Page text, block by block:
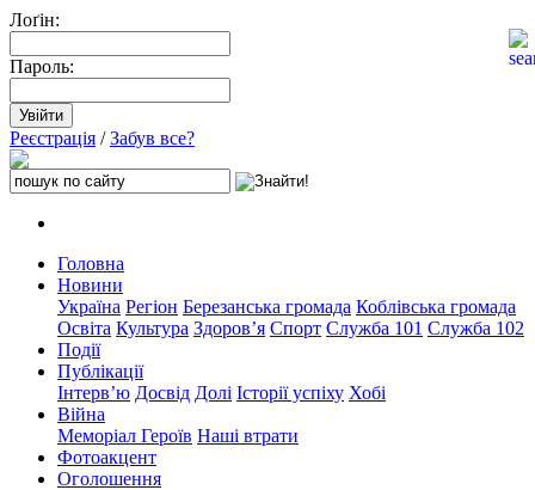
Лоґін:
Пароль:
Реєстрація /Забув все?
Головна
Новини
Україна Регіон Березанська громада Коблівська громада
Освіта Культура Здоров’я Спорт Служба 101 Служба 102
Події
Публікації
Інтерв’ю Досвід Долі Історії успіху Хобі
Війна
Меморіал Героїв Наші втрати
Фотоакцент
Оголошення